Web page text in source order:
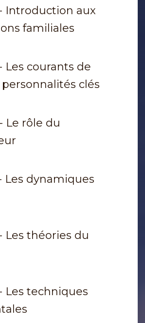
Introduction aux
familiales
Les courants de
clés
Le rôle du
Les dynamiques
Les théories du
Les techniques